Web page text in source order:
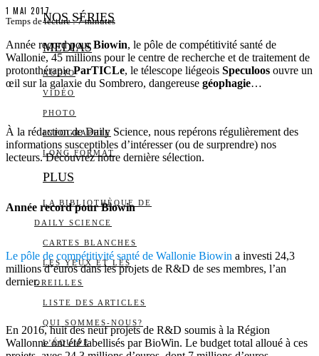
NOS SÉRIES
MEDIAS
AUDIO
VIDÉO
PHOTO
INFOGRAPHIE
LONG FORMAT
PLUS
LA BIBLIOTHÈQUE DE
DAILY SCIENCE
CARTES BLANCHES
LES YEUX ET LES
OREILLES
LISTE DES ARTICLES
QUI SOMMES-NOUS?
L’ÉQUIPE
1 MAI 2017
Temps de lecture :7 minutes
Année record pourBiowin, le pôle de compétitivité santé de
Wallonie, 45 millions pour le centre de recherche et de traitement de
protonthérapieParTICLe, le télescope liégeois Speculoos ouvre un
œil sur la galaxie du Sombrero, dangereuse géophagie…
À la rédaction de Daily Science, nous repérons régulièrement des
informations susceptibles d’intéresser (ou de surprendre) nos
lecteurs. Découvrez notre dernière sélection.
Année record pour Biowin
Le pôle de compétitivité santé de Wallonie Biowin a investi 24,3
millions d’euros dans les projets de R&D de ses membres, l’an
dernier.
En 2016, huit des neuf projets de R&D soumis à la Région
Wallonne ont été labellisés par BioWin. Le budget total alloué à ces